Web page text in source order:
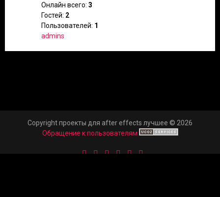
Онлайн всего: 3
Гостей: 2
Пользователей: 1
admins
Copyright проекты для after effects лучшее © 2026
Обращение к пользователям